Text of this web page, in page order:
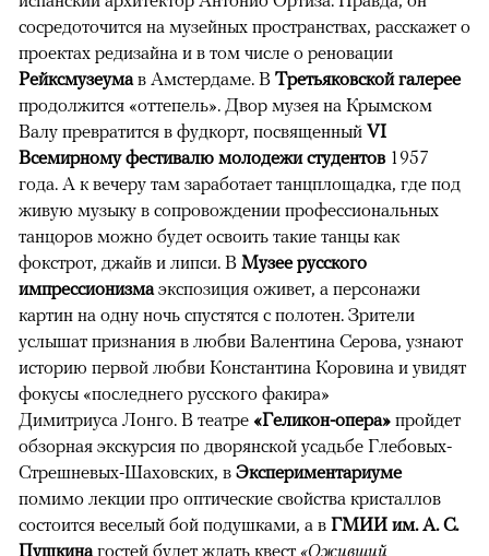
сосредоточится на музейных пространствах, расскажет о
проектах редизайна и в том числе о реновации
Рейксмузеумав Амстердаме. В Третьяковской галерее
продолжится «оттепель». Двор музея на Крымском
Валу превратится в фудкорт, посвященный VI
Всемирному фестивалю молодежи студентов1957
года. А к вечеру там заработает танцплощадка, где под
живую музыку в сопровождении профессиональных
танцоров можно будет освоить такие танцы как
фокстрот, джайв и липси. В Музее русского
импрессионизмаэкспозиция оживет, а персонажи
картин на одну ночь спустятся с полотен. Зрители
услышат признания в любви Валентина Серова, узнают
историю первой любви Константина Коровина и увидят
фокусы «последнего русского факира»
Димитриуса Лонго. В театре «Геликон-опера» пройдет
обзорная экскурсия по дворянской усадьбе Глебовых-
Стрешневых-Шаховских, в Экспериментариуме
помимо лекции про оптические свойства кристаллов
состоится веселый бой подушками, а в ГМИИ им. А. С.
Пушкинагостей будет ждать квест «Оживший